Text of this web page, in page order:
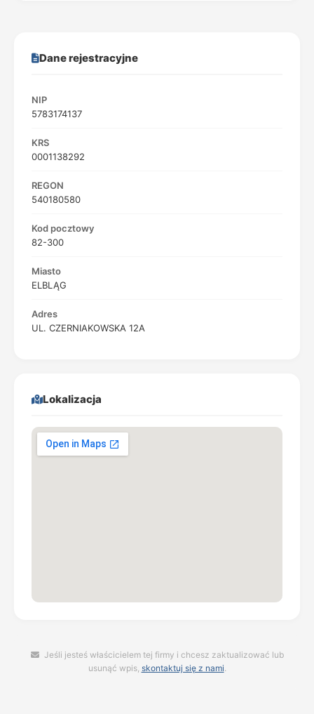
Dane rejestracyjne
NIP
5783174137
KRS
0001138292
REGON
540180580
Kod pocztowy
82-300
Miasto
ELBLĄG
Adres
UL. CZERNIAKOWSKA 12A
Lokalizacja
Jeśli jesteś właścicielem tej firmy i chcesz zaktualizować lub
usunąć wpis, skontaktuj się z nami.